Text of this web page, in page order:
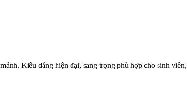
Kiểu dáng hiện đại, sang trọng phù hợp cho sinh